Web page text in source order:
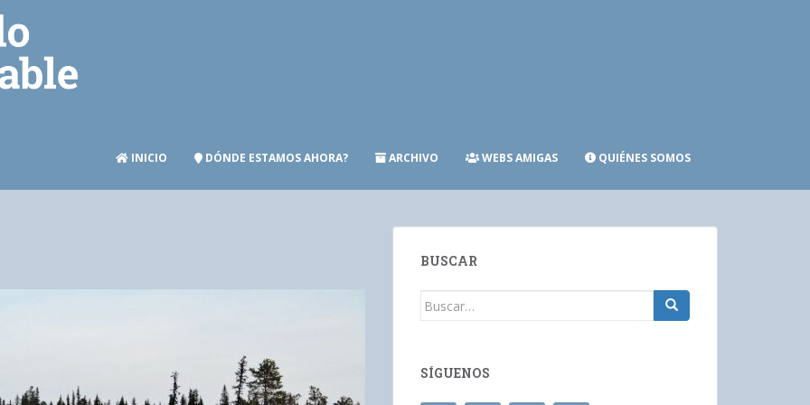
INICIO DÓNDE ESTAMOS AHORA? ARCHIVO WEBS AMIGAS QUIÉNES SOMOS
BUSCAR
Buscar:
SÍGUENOS